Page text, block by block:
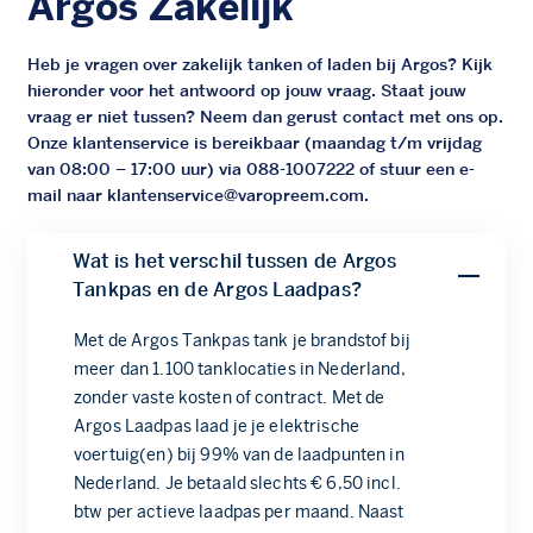
Heb je vragen over zakelijk tanken of laden bij Argos? Kijk
hieronder voor het antwoord op jouw vraag. Staat jouw
vraag er niet tussen? Neem dan gerust contact met ons op.
Onze klantenservice is bereikbaar (maandag t/m vrijdag
van 08:00 – 17:00 uur) via 088-1007222 of stuur een e-
mail naar klantenservice@varopreem.com.
Wat is het verschil tussen de Argos
Tankpas en de Argos Laadpas?
Met de Argos Tankpas tank je brandstof bij
meer dan 1.100 tanklocaties in Nederland,
zonder vaste kosten of contract. Met de
Argos Laadpas laad je je elektrische
voertuig(en) bij 99% van de laadpunten in
Nederland. Je betaald slechts € 6,50 incl.
btw per actieve laadpas per maand. Naast